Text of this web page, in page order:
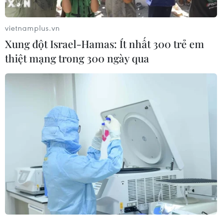
Bộ Y tế: Thêm 3 ca là công dân Việt Nam
dương tính với virus corona
30/01/2020 09:41
Một trường hợp đang được cách ly và điều trị tại Bệnh
viện đa khoa tỉnh Thanh Hóa, 2 trường hợp còn lại đang
cách ly và điều trị tại cơ sở 2 của Bệnh viện Bệnh Nhiệt
đới Trung ương.
vietnamplus.vn
Xung đột Israel-Hamas: Ít nhất 300 trẻ em
thiệt mạng trong 300 ngày qua